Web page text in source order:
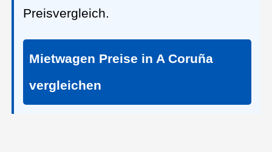
Preisvergleich.
Mietwagen Preise in A Coruña
vergleichen